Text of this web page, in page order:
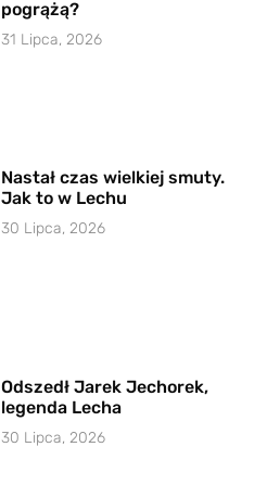
pogrążą?
31 Lipca, 2026
Nastał czas wielkiej smuty.
Jak to w Lechu
30 Lipca, 2026
Odszedł Jarek Jechorek,
legenda Lecha
30 Lipca, 2026